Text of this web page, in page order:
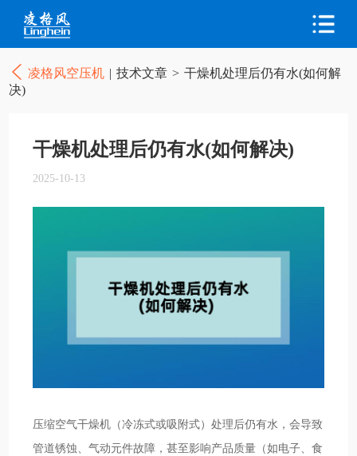
凌格风空压机 | 技术文章 > 干燥机处理后仍有水(如何解
决)
干燥机处理后仍有水(如何解决)
2025-10-13
压缩空气干燥机（冷冻式或吸附式）处理后仍有水，会导致
管道锈蚀、气动元件故障，甚至影响产品质量（如电子、食